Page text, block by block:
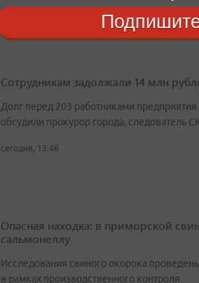
Сотрудникам задолжали 14 млн
Долг перед 203 работниками
обсудили прокурор города, следователь
сегодня, 13:46
Опасная находка: в приморской
сальмонеллу
Исследования свиного окорока
в рамках производственного контроля